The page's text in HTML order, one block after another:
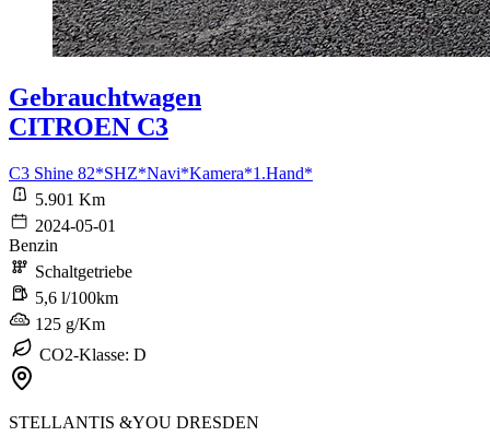
Gebrauchtwagen
CITROEN C3
C3 Shine 82*SHZ*Navi*Kamera*1.Hand*
5.901 Km
2024-05-01
Benzin
Schaltgetriebe
5,6 l/100km
125 g/Km
CO2-Klasse: D
STELLANTIS &YOU DRESDEN